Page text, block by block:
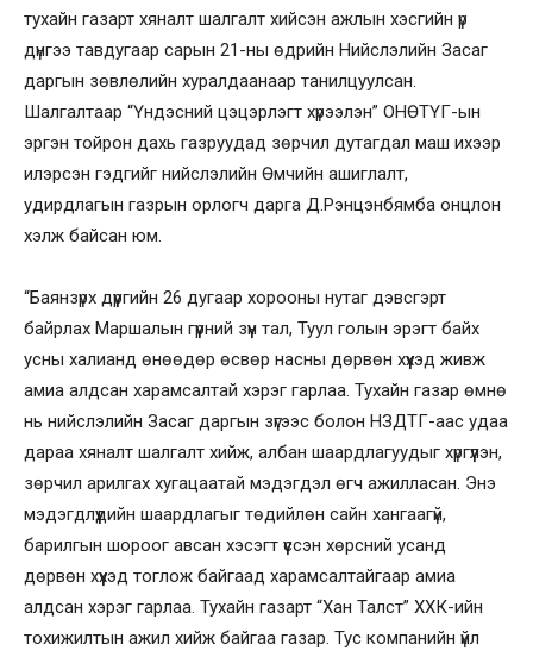
тухайн газарт хяналт шалгалт хийсэн ажлын хэсгийн үр
дүнгээ тавдугаар сарын 21-ны өдрийн Нийслэлийн Засаг
даргын зөвлөлийн хуралдаанаар танилцуулсан.
Шалгалтаар “Үндэсний цэцэрлэгт хүрээлэн” ОНӨТҮГ-ын
эргэн тойрон дахь газруудад зөрчил дутагдал маш ихээр
илэрсэн гэдгийг нийслэлийн Өмчийн ашиглалт,
удирдлагын газрын орлогч дарга Д.Рэнцэнбямба онцлон
хэлж байсан юм.
“Баянзүрх дүүргийн 26 дугаар хорооны нутаг дэвсгэрт
байрлах Маршалын гүүрний зүүн тал, Туул голын эрэгт байх
усны халианд өнөөдөр өсвөр насны дөрвөн хүүхэд живж
амиа алдсан харамсалтай хэрэг гарлаа. Тухайн газар өмнө
нь нийслэлийн Засаг даргын зүгээс болон НЗДТГ-аас удаа
дараа хяналт шалгалт хийж, албан шаардлагуудыг хүргүүлэн,
зөрчил арилгах хугацаатай мэдэгдэл өгч ажилласан. Энэ
мэдэгдлүүдийн шаардлагыг төдийлөн сайн хангаагүй,
барилгын шороог авсан хэсэгт үүссэн хөрсний усанд
дөрвөн хүүхэд тоглож байгаад харамсалтайгаар амиа
алдсан хэрэг гарлаа. Тухайн газарт “Хан Талст” ХХК-ийн
тохижилтын ажил хийж байгаа газар. Тус компанийн үйл